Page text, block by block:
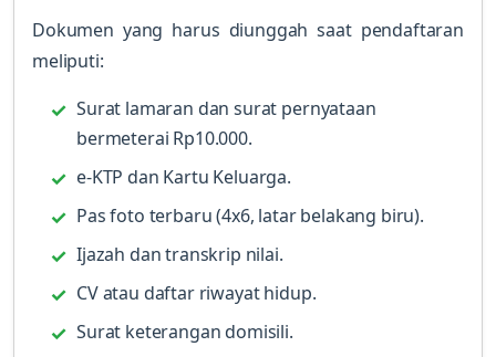
Dokumen yang harus diunggah saat pendaftaran
meliputi:
Surat lamaran dan surat pernyataan
bermeterai Rp10.000.
e-KTP dan Kartu Keluarga.
Pas foto terbaru (4x6, latar belakang biru).
Ijazah dan transkrip nilai.
CV atau daftar riwayat hidup.
Surat keterangan domisili.